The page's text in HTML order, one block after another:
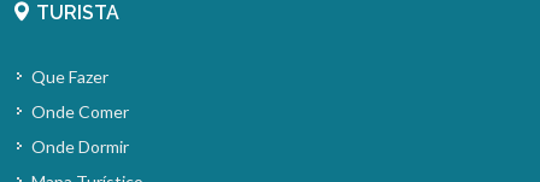
TURISTA
Que Fazer
Onde Comer
Onde Dormir